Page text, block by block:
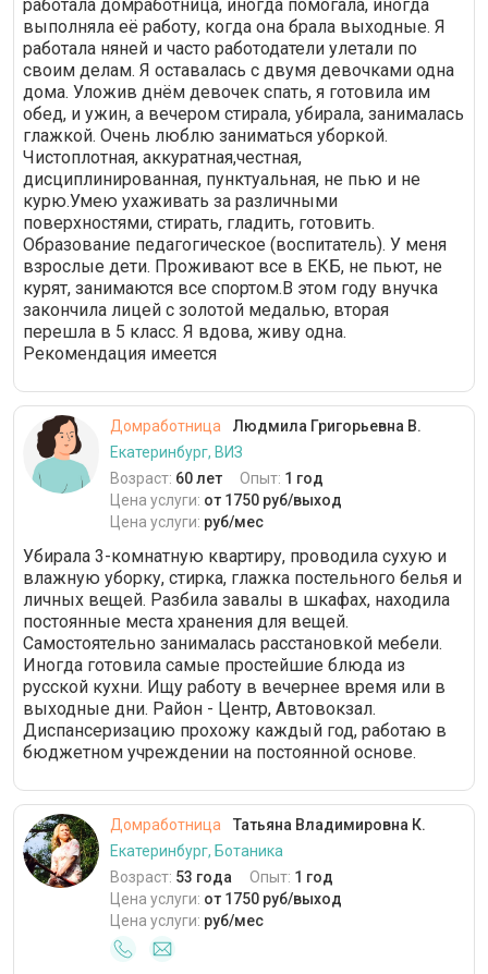
работала домработница, иногда помогала, иногда
выполняла её работу, когда она брала выходные. Я
работала няней и часто работодатели улетали по
своим делам. Я оставалась с двумя девочками одна
дома. Уложив днём девочек спать, я готовила им
обед, и ужин, а вечером стирала, убирала, занималась
глажкой. Очень люблю заниматься уборкой.
Чистоплотная, аккуратная,честная,
дисциплинированная, пунктуальная, не пью и не
курю.Умею ухаживать за различными
поверхностями, стирать, гладить, готовить.
Образование педагогическое (воспитатель). У меня
взрослые дети. Проживают все в ЕКБ, не пьют, не
курят, занимаются все спортом.В этом году внучка
закончила лицей с золотой медалью, вторая
перешла в 5 класс. Я вдова, живу одна.
Рекомендация имеется
Домработница
Людмила Григорьевна В.
Екатеринбург, ВИЗ
Возраст: 60 лет Опыт: 1 год
Цена услуги: от 1750 руб/выход
Цена услуги: руб/мес
Убирала 3-комнатную квартиру, проводила сухую и
влажную уборку, стирка, глажка постельного белья и
личных вещей. Разбила завалы в шкафах, находила
постоянные места хранения для вещей.
Самостоятельно занималась расстановкой мебели.
Иногда готовила самые простейшие блюда из
русской кухни. Ищу работу в вечернее время или в
выходные дни. Район - Центр, Автовокзал.
Диспансеризацию прохожу каждый год, работаю в
бюджетном учреждении на постоянной основе.
Домработница
Татьяна Владимировна К.
Екатеринбург, Ботаника
Возраст: 53 года Опыт: 1 год
Цена услуги: от 1750 руб/выход
Цена услуги: руб/мес